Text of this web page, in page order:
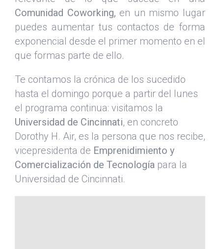
Comunidad Coworking, en un mismo lugar
puedes aumentar tus contactos de forma
exponencial desde el primer momento en el
que formas parte de ello.
Te contamos la crónica de los sucedido
hasta el domingo porque a partir del lunes
el programa continua: visitamos la
Universidad de Cincinnati, en concreto
Dorothy H. Air, es la persona que nos recibe,
vicepresidenta de Emprenidimiento y
Comercialización de Tecnología para la
Universidad de Cincinnati.